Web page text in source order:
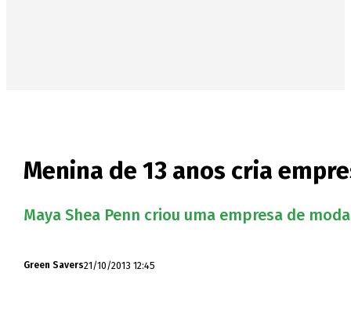
Menina de 13 anos cria
Maya Shea Penn criou uma empresa de
Green Savers21/10/2013 12:45